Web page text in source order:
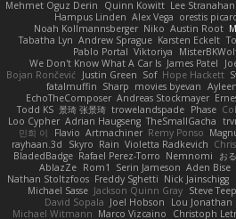
Mehmet Oguz Derin
Quinn Kowitt Lee Stranahan
Hampus Linden Alex Vega orestis
Noah Kollmannsberger Niko Austin Root
Tabatha Lyn Andrew Sprague Karsten Eckelt
Pablo Portal Viktoriya
We Don't Know What A Car Is James Patel
Bojan Rončević Justin Green Sof Hope Hackett
fatalmuffin Sharp movies byevan Ayleen
EchoTheComposer Andreas Stockmayer
Todd KS 景琦 张景琦 trowelandspade Phase
Loo Cypher Adrian Haugseng TheSmallGacha
민희 이
Flavio Artmachiner Remy Ponso
rayhaan.3d
Skyro Rain Violetta Radkevich Chris
BladedBadge Rafael Perez-Torro Nemnomi お
AblazZe Rom1 Serin Jameson Aden Bise
Nathan Stoltzfoos Freddy Sghetti Nick Jainschigg
Michael Sasse Jackson Quinn Gray Steve
David Sopala Joel Hobson Lou Jonathan
Michael Witmann Marco Vizcaino Christoph